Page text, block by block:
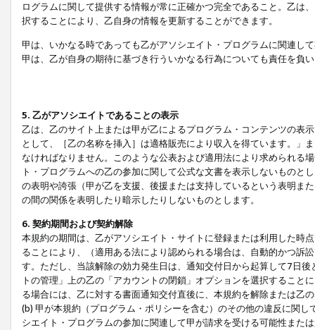
ログラムに関して提供する情報が常に正確かつ完全であること。乙は
択することにより、乙自身の情報を更新することができます。
甲は、いかなる時であっても乙がアソシエイト・プログラムに関連し
甲は、乙が自身の期待に基づき行ういかなる行為についても責任を負
5. 乙がアソシエイトであることの表示
乙は、乙のサイト上または甲が乙によるプログラム・コンテンツの表
として、［乙の名称を挿入］は適格販売により収入を得ています。」
なければなりません。このような公表および適用法により求められる
ト・プログラムへの乙の参加に関して公式な文書を表示しないもの
の表明や誇張（甲が乙を支援、後援または支持しているという表明ま
の間の関係を表明したり暗示したりしないものとします。
6. 契約期間および契約解除
本規約の期間は、乙がアソシエイト・サイトに登録または利用した時
ることにより、（適用ある法により認められる場合は、自動的かつ訴
す。ただし、当該解除の効力発生日は、通知交付日から起算して7日
トの管理」上の乙の「アカウントの閉鎖」オプションを選択するこ
る場合には、乙に対する書面通知交付直後に、本規約を解除または乙
(b) 甲が本規約（プログラム・ポリシーを含む）のその他の違反に関
シエイト・プログラムの参加に関連して甲が請求を受ける可能性また